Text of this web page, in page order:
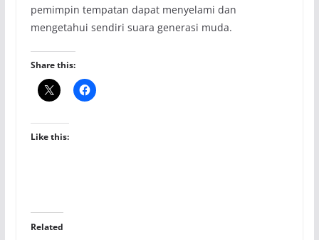
pemimpin tempatan dapat menyelami dan
mengetahui sendiri suara generasi muda.
Share this:
Like this:
Related